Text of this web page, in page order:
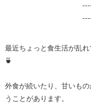
最近ちょっと食生活が乱
🍵
外食が続いたり、甘いも
うことがあります。